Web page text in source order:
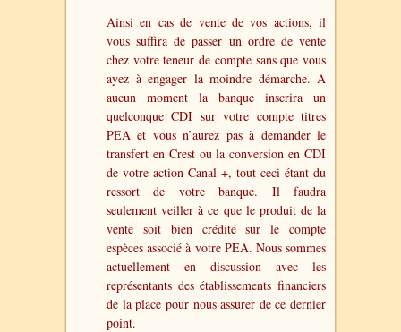
Ainsi en cas de vente de vos actions, il
vous suffira de passer un ordre de vente
chez votre teneur de compte sans que vous
ayez à engager la moindre démarche. A
aucun moment la banque inscrira un
quelconque CDI sur votre compte titres
PEA et vous n’aurez pas à demander le
transfert en Crest ou la conversion en CDI
de votre action Canal +, tout ceci étant du
ressort de votre banque. Il faudra
seulement veiller à ce que le produit de la
vente soit bien crédité sur le compte
espèces associé à votre PEA. Nous sommes
actuellement en discussion avec les
représentants des établissements financiers
de la place pour nous assurer de ce dernier
point.